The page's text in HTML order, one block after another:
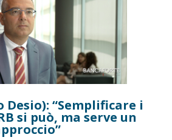
Desio): “Semplificare i
si può, ma serve un